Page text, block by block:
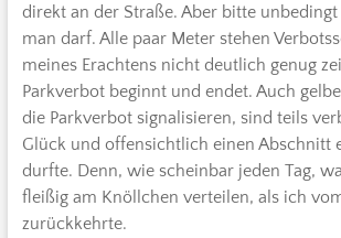
direkt an der Straße. Aber bitte
man darf. Alle paar Meter stehen
meines Erachtens nicht deutlich genug
Parkverbot beginnt und endet. Auch
die Parkverbot signalisieren, sind teils
Glück und offensichtlich einen Abschnitt
durfte. Denn, wie scheinbar jeden Tag,
fleißig am Knöllchen verteilen, als ich
zurückkehrte.